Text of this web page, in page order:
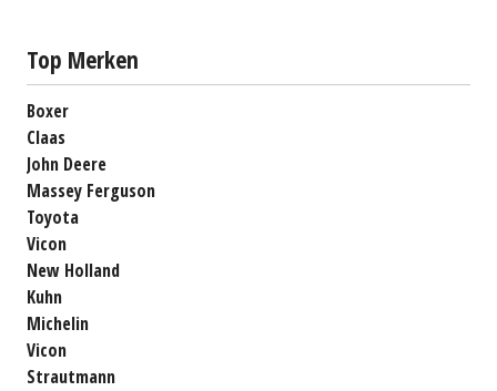
Top Merken
Boxer
Claas
John Deere
Massey Ferguson
Toyota
Vicon
New Holland
Kuhn
Michelin
Vicon
Strautmann